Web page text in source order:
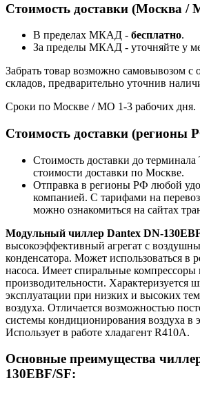
Стоимость доставки (Москва /
В пределах МКАД - бесплатно.
За пределы МКАД - уточняйте у
Забрать товар возможно самовывозом с
складов, предварительно уточнив
Сроки по Москве / МО 1-3 рабочих дня.
Стоимость доставки (регионы
Стоимость доставки до терминала
стоимости доставки по Москве.
Отправка в регионы РФ любой
компанией. С тарифами на
можно ознакомиться на сайтах
Модульный чиллер Dantex DN-
высокоэффективный агрегат с
конденсатора. Может использоваться в
насоса. Имеет спиральные компрессоры
производительности. Характеризуется
эксплуатации при низких и высоких
воздуха. Отличается возможностью
системы кондиционирования воздуха в
Использует в работе хладагент R410A.
Основные преимущества
130EBF/SF: